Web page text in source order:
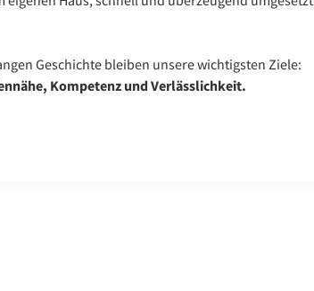
Geschichte bleiben unsere wichtigsten Ziele:
Kompetenz und Verlässlichkeit.